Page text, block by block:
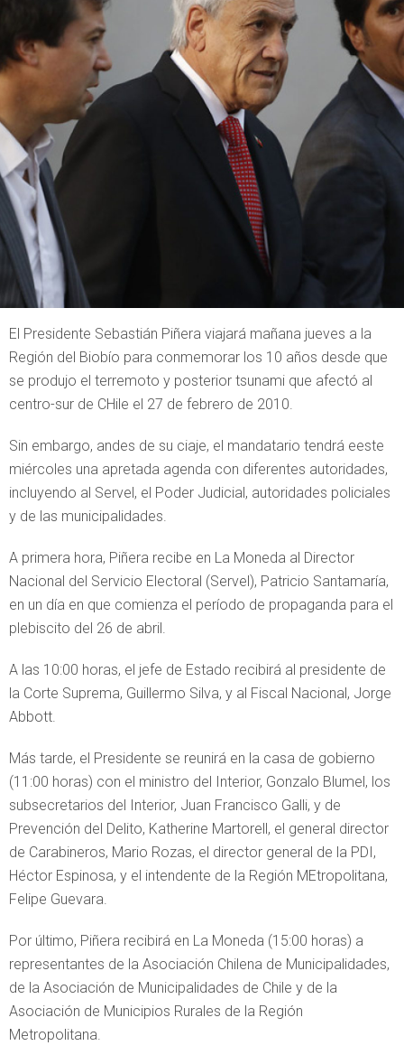
El Presidente Sebastián Piñera viajará mañana jueves a la
Región del Biobío para conmemorar los 10 años desde que
se produjo el terremoto y posterior tsunami que afectó al
centro-sur de CHile el 27 de febrero de 2010.
Sin embargo, andes de su ciaje, el mandatario tendrá eeste
miércoles una apretada agenda con diferentes autoridades,
incluyendo al Servel, el Poder Judicial, autoridades policiales
y de las municipalidades.
A primera hora, Piñera recibe en La Moneda al Director
Nacional del Servicio Electoral (Servel), Patricio Santamaría,
en un día en que comienza el período de propaganda para el
plebiscito del 26 de abril.
A las 10:00 horas, el jefe de Estado recibirá al presidente de
la Corte Suprema, Guillermo Silva, y al Fiscal Nacional, Jorge
Abbott.
Más tarde, el Presidente se reunirá en la casa de gobierno
(11:00 horas) con el ministro del Interior, Gonzalo Blumel, los
subsecretarios del Interior, Juan Francisco Galli, y de
Prevención del Delito, Katherine Martorell, el general director
de Carabineros, Mario Rozas, el director general de la PDI,
Héctor Espinosa, y el intendente de la Región MEtropolitana,
Felipe Guevara.
Por último, Piñera recibirá en La Moneda (15:00 horas) a
representantes de la Asociación Chilena de Municipalidades,
de la Asociación de Municipalidades de Chile y de la
Asociación de Municipios Rurales de la Región
Metropolitana.